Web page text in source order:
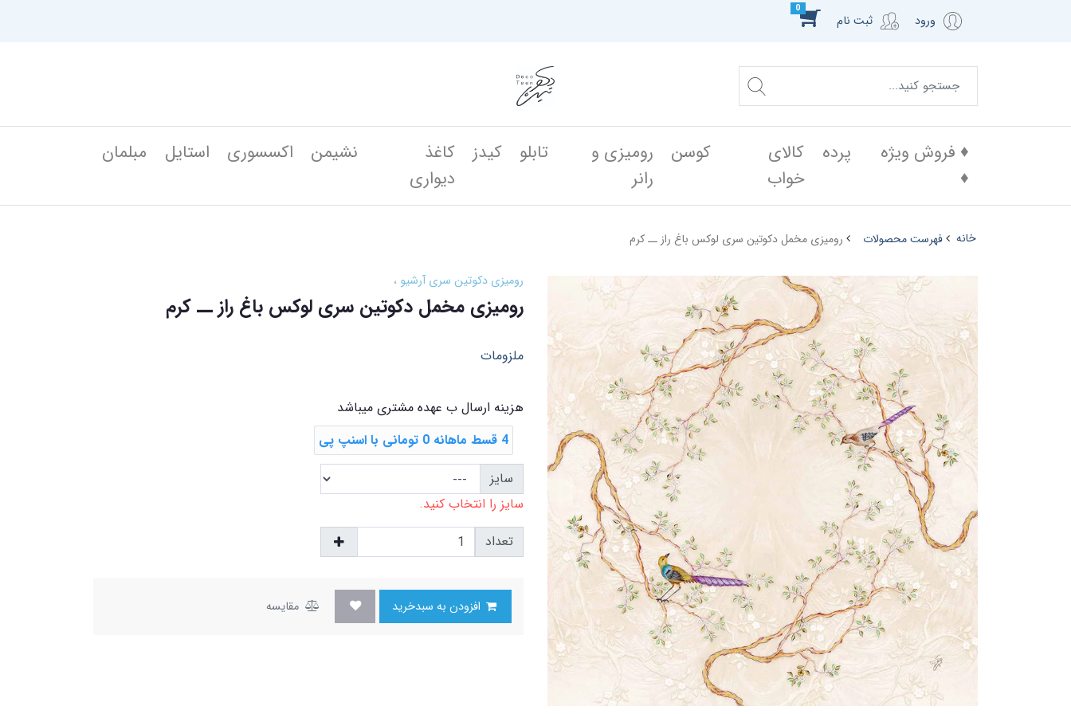
ورود ثبت نام
0
♦️ فروش ویژه
♦️
پرده
کالای
خواب
کوسن
رومیزی و
رانر
تابلو کیدز
کاغذ
دیواری
نشیمن اکسسوری استایل مبلمان
خانه فهرست محصولات رومیزی مخمل دکوتین سری لوکس باغ راز ــ کرم
رومیزی دکوتین سری آرشیو
رومیزی مخمل دکوتین سری لوکس باغ راز ــ کرم
ملزومات
هزینه ارسال ب عهده مشتری میباشد
4 قسط ماهانه 0 تومانی با اسنپ ‌پی
سایز
سایز را انتخاب کنید.
تعداد
مقایسه